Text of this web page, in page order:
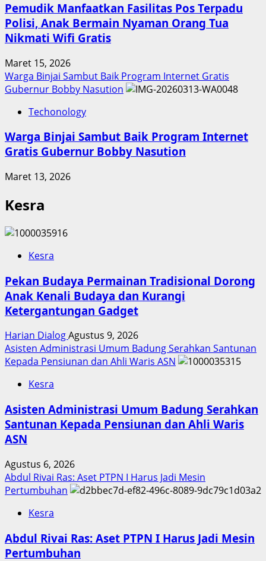
Pemudik Manfaatkan Fasilitas Pos Terpadu
Polisi, Anak Bermain Nyaman Orang Tua
Nikmati Wifi Gratis
Maret 15, 2026
Warga Binjai Sambut Baik Program Internet Gratis
Gubernur Bobby Nasution
Techonology
Warga Binjai Sambut Baik Program Internet
Gratis Gubernur Bobby Nasution
Maret 13, 2026
Kesra
Kesra
Pekan Budaya Permainan Tradisional Dorong
Anak Kenali Budaya dan Kurangi
Ketergantungan Gadget
Harian DialogAgustus 9, 2026
Asisten Administrasi Umum Badung Serahkan Santunan
Kepada Pensiunan dan Ahli Waris ASN
Kesra
Asisten Administrasi Umum Badung Serahkan
Santunan Kepada Pensiunan dan Ahli Waris
ASN
Agustus 6, 2026
Abdul Rivai Ras: Aset PTPN I Harus Jadi Mesin
Pertumbuhan
Kesra
Abdul Rivai Ras: Aset PTPN I Harus Jadi Mesin
Pertumbuhan